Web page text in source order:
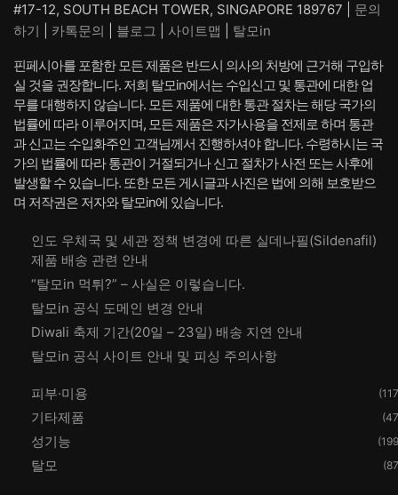
#17-12, SOUTH BEACH TOWER, SINGAPORE 189767 | 문의
하기
카톡문의 블로그 사이트맵 탈모in
핀페시아를 포함한 모든 제품은 반드시 의사의 처방에 근거해 구입하
실 것을 권장합니다. 저희 탈모in에서는 수입신고 및 통관에 대한 업
무를 대행하지 않습니다. 모든 제품에 대한 통관 절차는 해당 국가의
법률에 따라 이루어지며, 모든 제품은 자가사용을 전제로 하며 통관
과 신고는 수입화주인 고객님께서 진행하셔야 합니다. 수령하시는 국
가의 법률에 따라 통관이 거절되거나 신고 절차가 사전 또는 사후에
발생할 수 있습니다. 또한 모든 게시글과 사진은 법에 의해 보호받으
며 저작권은 저자와 탈모in에 있습니다.
인도 우체국 및 세관 정책 변경에 따른 실데나필(Sildenafil)
제품 배송 관련 안내
“탈모in 먹튀?” – 사실은 이렇습니다.
탈모in 공식 도메인 변경 안내
Diwali 축제 기간(20일 – 23일) 배송 지연 안내
탈모in 공식 사이트 안내 및 피싱 주의사항
피부·미용
기타제품
성기능
탈모